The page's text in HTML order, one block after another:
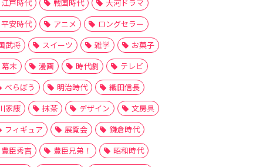
江戸時代 戦国時代
大河ドラマ
平安時代
アニメ
ロングセラー
武将
スイーツ 雑学
お菓子
幕末
漫画 時代劇
テレビ
べらぼう
明治時代
織田信長
家康
抹茶 デザイン
文房具
フィギュア
展覧会
鎌倉時代
豊臣秀吉
豊臣兄弟！
昭和時代